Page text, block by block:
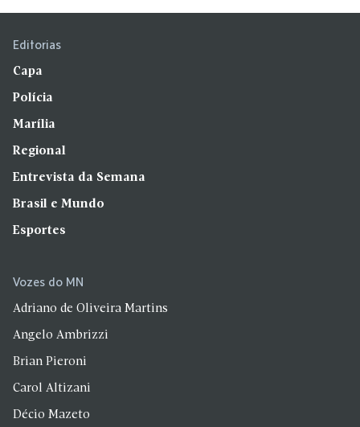
Editorias
Capa
Polícia
Marília
Regional
Entrevista da Semana
Brasil e Mundo
Esportes
Vozes do MN
Adriano de Oliveira Martins
Angelo Ambrizzi
Brian Pieroni
Carol Altizani
Décio Mazeto